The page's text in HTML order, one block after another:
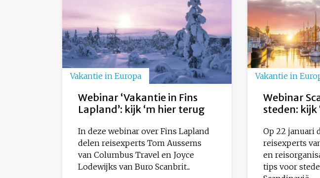
Vakantie in Europa
Webinar ‘Vakantie in Fins
Lapland’: kijk ‘m hier terug
In deze webinar over Fins Lapland
delen reisexperts Tom Aussems
van Columbus Travel en Joyce
Lodewijks van Buro Scanbrit...
Vakantie in
Webinar
steden: kijk
Op 22 januari
reisexperts
en
tips voor